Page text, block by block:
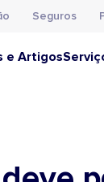
Seguros
e Artigos